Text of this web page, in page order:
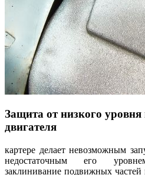
Защита от низкого уровня
двигателя
картере делает невозможным
недостаточным его
заклинивание подвижных частей